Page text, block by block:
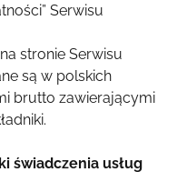
Serwisu
stronie Serwisu
są w polskich
brutto zawierającymi
świadczenia usług